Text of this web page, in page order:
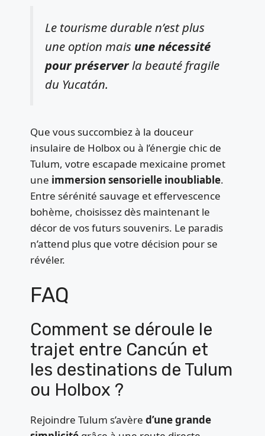
Le tourisme durable n’est plus
une option mais une nécessité
pour préserverla beauté fragile
du Yucatán.
Que vous succombiez à la douceur
insulaire de Holbox ou à l’énergie chic de
Tulum, votre escapade mexicaine promet
une immersion sensorielle inoubliable.
Entre sérénité sauvage et effervescence
bohème, choisissez dès maintenant le
décor de vos futurs souvenirs. Le paradis
n’attend plus que votre décision pour se
révéler.
FAQ
Comment se déroule le
trajet entre Cancún et
les destinations de Tulum
ou Holbox ?
Rejoindre Tulum s’avèred’une grande